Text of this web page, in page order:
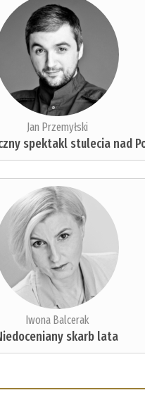
Jan Przemyłski
spektakl stulecia nad
Iwona Balcerak
skarb lata